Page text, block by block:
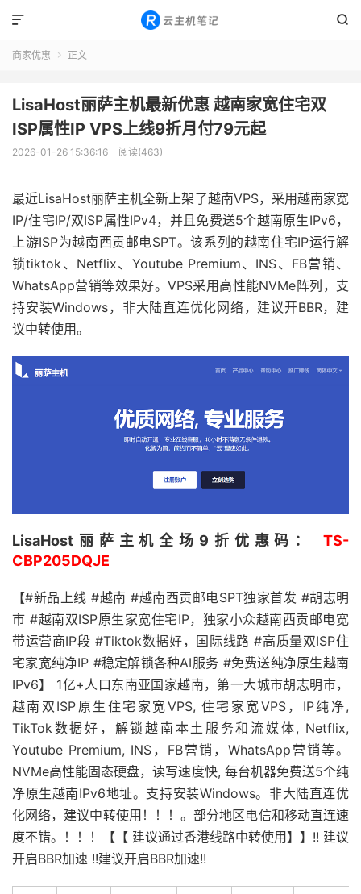


商家优惠  正文
LisaHost丽萨主机最新优惠 越南家宽住宅双
ISP属性IP VPS上线9折月付79元起
2026-01-26 15:36:16 阅读(463)
最近LisaHost丽萨主机全新上架了越南VPS，采用越南家宽
IP/住宅IP/双ISP属性IPv4，并且免费送5个越南原生IPv6，
上游ISP为越南西贡邮电SPT。该系列的越南住宅IP运行解
锁tiktok、Netflix、Youtube Premium、INS、FB营销、
WhatsApp营销等效果好。VPS采用高性能NVMe阵列，支
持安装Windows，非大陆直连优化网络，建议开BBR，建
议中转使用。
LisaHost丽萨主机全场9折优惠码： TS-
CBP205DQJE
【#新品上线 #越南 #越南西贡邮电SPT独家首发 #胡志明
市 #越南双ISP原生家宽住宅IP，独家小众越南西贡邮电宽
带运营商IP段 #Tiktok数据好，国际线路 #高质量双ISP住
宅家宽纯净IP #稳定解锁各种AI服务 #免费送纯净原生越南
IPv6】 1亿+人口东南亚国家越南，第一大城市胡志明市，
越南双ISP原生住宅家宽VPS, 住宅家宽VPS，IP纯净,
TikTok数据好，解锁越南本土服务和流媒体, Netflix,
Youtube Premium, INS，FB营销，WhatsApp营销等。
NVMe高性能固态硬盘，读写速度快, 每台机器免费送5个纯
净原生越南IPv6地址。支持安装Windows。非大陆直连优
化网络，建议中转使用！！！。部分地区电信和移动直连速
度不错。！！！【【 建议通过香港线路中转使用】】!! 建议
开启BBR加速 !!建议开启BBR加速!!